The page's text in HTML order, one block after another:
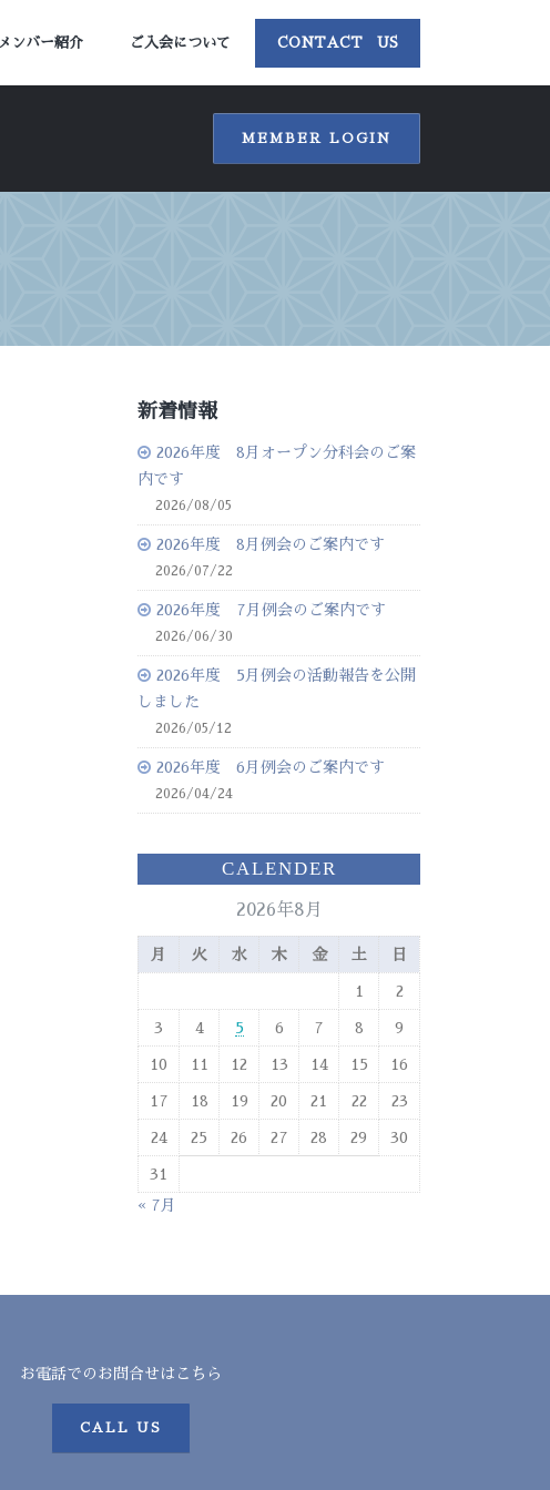
メンバー紹介 ご入会について CONTACT US
MEMBER LOGIN
新着情報
2026年度 8月オープン分科会のご案
内です
2026/08/05
2026年度 8月例会のご案内です
2026/07/22
2026年度 7月例会のご案内です
2026/06/30
2026年度 5月例会の活動報告を公開
しました
2026/05/12
2026年度 6月例会のご案内です
2026/04/24
CALENDER
2026年8月
月 火 水 木 金 土 日
1 2
3 4 5 6 7 8 9
10 11 12 13 14 15 16
17 18 19 20 21 22 23
24 25 26 27 28 29 30
31
« 7月
お電話でのお問合せはこちら
CALL US